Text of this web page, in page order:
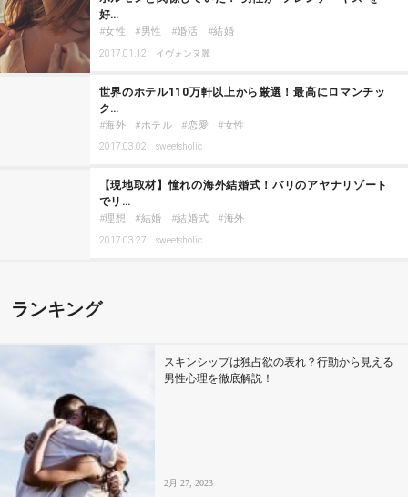
好…
女性 男性 婚活 結婚
2017.01.12 イヴォンヌ麗
世界のホテル110万軒以上から厳選！最高にロマンチッ
ク…
海外 ホテル 恋愛 女性
2017.03.02 sweetsholic
【現地取材】憧れの海外結婚式！バリのアヤナリゾート
でリ…
理想 結婚 結婚式 海外
2017.03.27 sweetsholic
ランキング
スキンシップは独占欲の表れ？行動から見える
男性心理を徹底解説！
2月 27, 2023